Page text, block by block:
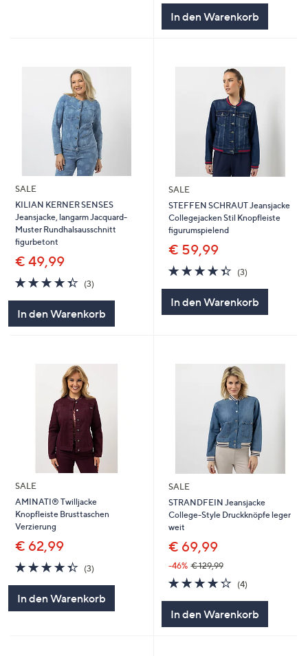
In den Warenkorb
SALE
KILIAN KERNER SENSES
Jeansjacke, langarm Jacquard-
Muster Rundhalsausschnitt
figurbetont
€ 49,99
4.3
von
5
(3)
In den Warenkorb
SALE
STEFFEN SCHRAUT Jeansjacke
Collegejacken Stil Knopfleiste
figurumspielend
€ 59,99
4.3
von
5
(3)
In den Warenkorb
SALE
AMINATI® Twilljacke
Knopfleiste Brusttaschen
Verzierung
€ 62,99
4.3
von
(3)
In den Warenkorb
SALE
STRANDFEIN Jeansjacke
College-Style Druckknöpfe leger
weit
€ 69,99
-46% € 129,99
4.2
von
(4)
In den Warenkorb